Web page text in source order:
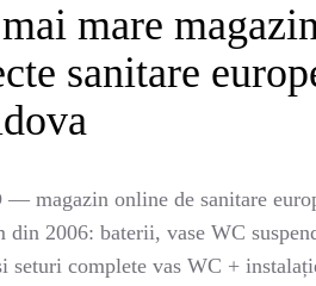
mare
sanitare
magazin online de sanitare
din 2006: baterii, vase WC
seturi complete vas WC +